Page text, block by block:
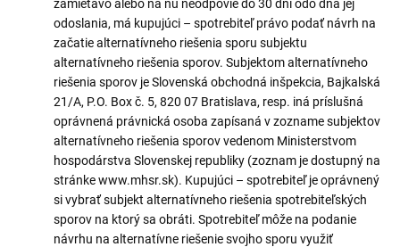
zamietavo alebo na ňu neodpovie do 30 dní odo dňa jej
odoslania, má kupujúci – spotrebiteľ právo podať návrh na
začatie alternatívneho riešenia sporu subjektu
alternatívneho riešenia sporov. Subjektom alternatívneho
riešenia sporov je Slovenská obchodná inšpekcia, Bajkalská
21/A, P.O. Box č. 5, 820 07 Bratislava, resp. iná príslušná
oprávnená právnická osoba zapísaná v zozname subjektov
alternatívneho riešenia sporov vedenom Ministerstvom
hospodárstva Slovenskej republiky (zoznam je dostupný na
stránke www.mhsr.sk). Kupujúci – spotrebiteľ je oprávnený
si vybrať subjekt alternatívneho riešenia spotrebiteľských
sporov na ktorý sa obráti. Spotrebiteľ môže na podanie
návrhu na alternatívne riešenie svojho sporu využiť